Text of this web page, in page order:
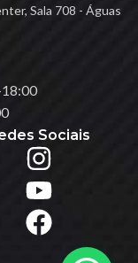
Sala 708 - Águas
Sociais